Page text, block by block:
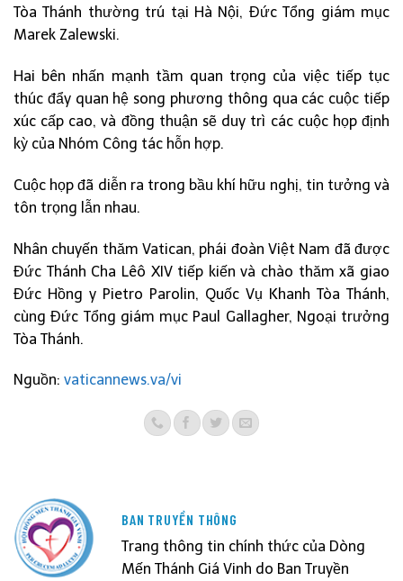
Tòa Thánh thường trú tại Hà Nội, Đức Tổng giám mục
Marek Zalewski.
Hai bên nhấn mạnh tầm quan trọng của việc tiếp tục
thúc đẩy quan hệ song phương thông qua các cuộc tiếp
xúc cấp cao, và đồng thuận sẽ duy trì các cuộc họp định
kỳ của Nhóm Công tác hỗn hợp.
Cuộc họp đã diễn ra trong bầu khí hữu nghị, tin tưởng và
tôn trọng lẫn nhau.
Nhân chuyến thăm Vatican, phái đoàn Việt Nam đã được
Đức Thánh Cha Lêô XIV tiếp kiến và chào thăm xã giao
Đức Hồng y Pietro Parolin, Quốc Vụ Khanh Tòa Thánh,
cùng Đức Tổng giám mục Paul Gallagher, Ngoại trưởng
Tòa Thánh.
Nguồn: vaticannews.va/vi
BAN TRUYỀN THÔNG
Trang thông tin chính thức của Dòng
Mến Thánh Giá Vinh do Ban Truyền